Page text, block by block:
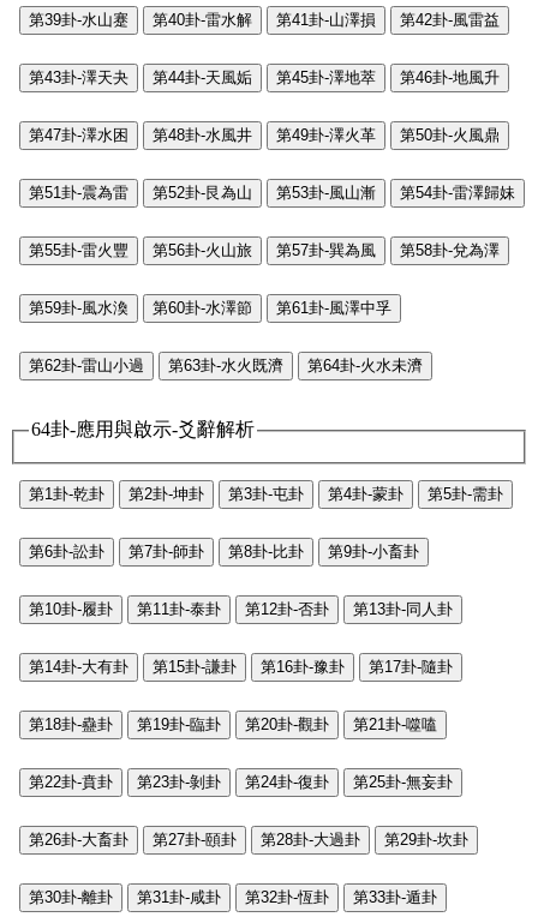
第39卦-水山蹇 第40卦-雷水解 第41卦-山澤損 第42卦-風雷益
第43卦-澤天夬 第44卦-天風姤 第45卦-澤地萃 第46卦-地風升
第47卦-澤水困 第48卦-水風井 第49卦-澤火革 第50卦-火風鼎
第51卦-震為雷 第52卦-艮為山 第53卦-風山漸 第54卦-雷澤歸妹
第55卦-雷火豐 第56卦-火山旅 第57卦-巽為風 第58卦-兌為澤
第59卦-風水渙 第60卦-水澤節 第61卦-風澤中孚
第62卦-雷山小過 第63卦-水火既濟 第64卦-火水未濟
64卦-應用與啟示-爻辭解析
第1卦-乾卦 第2卦-坤卦 第3卦-屯卦 第4卦-蒙卦 第5卦-需卦
第6卦-訟卦 第7卦-師卦 第8卦-比卦 第9卦-小畜卦
第10卦-履卦 第11卦-泰卦 第12卦-否卦 第13卦-同人卦
第14卦-大有卦 第15卦-謙卦 第16卦-豫卦 第17卦-隨卦
第18卦-蠱卦 第19卦-臨卦 第20卦-觀卦 第21卦-噬嗑
第22卦-賁卦 第23卦-剝卦 第24卦-復卦 第25卦-無妄卦
第26卦-大畜卦 第27卦-頤卦 第28卦-大過卦 第29卦-坎卦
第30卦-離卦 第31卦-咸卦 第32卦-恆卦 第33卦-遁卦